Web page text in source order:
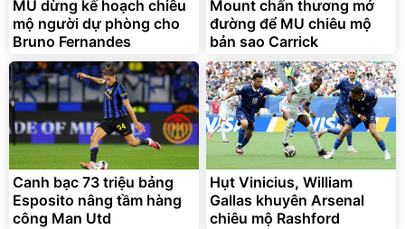
đ
Đã bán nhiều
MU dừng kế hoạch chiêu
mộ người dự phòng cho
Bruno Fernandes
Mount chấn thương mở
đường để MU chiêu mộ
bản sao Carrick
Canh bạc 73 triệu bảng
Esposito nâng tầm hàng
công Man Utd
Hụt Vinicius, William
Gallas khuyên Arsenal
chiêu mộ Rashford